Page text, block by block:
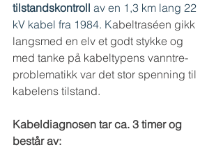
tilstandskontroll av en 1,3 km lang 22
kV kabel fra 1984. Kabeltraséen gikk
langsmed en elv et godt stykke og
med tanke på kabeltypens vanntre-
problematikk var det stor spenning til
kabelens tilstand.
Kabeldiagnosen tar ca. 3 timer og
består av: